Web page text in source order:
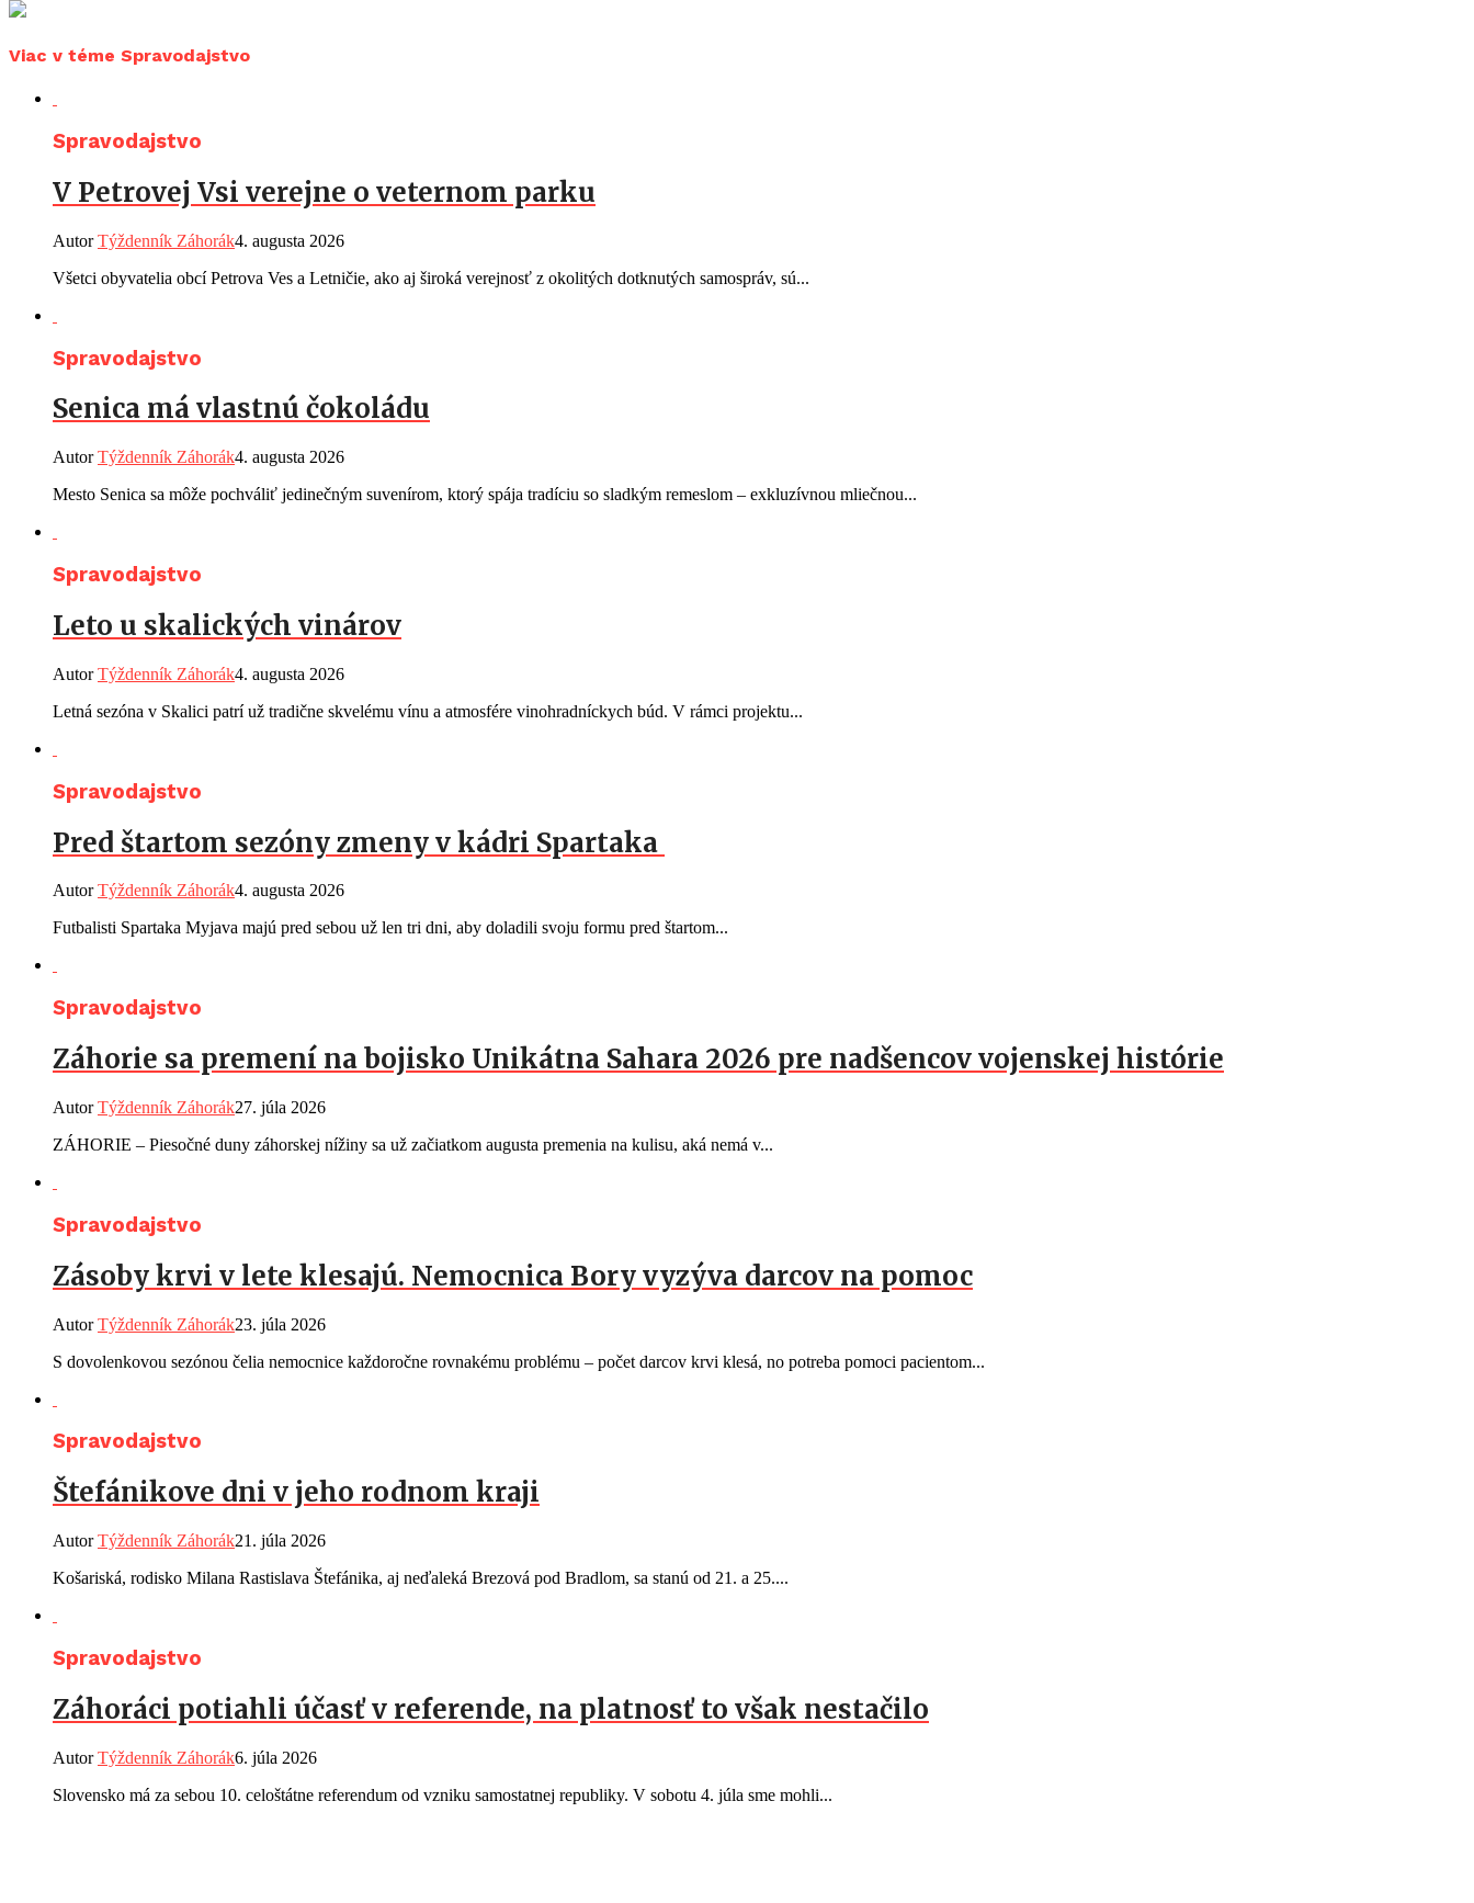
Viac v téme Spravodajstvo
Spravodajstvo
V Petrovej Vsi verejne o veternom parku
AutorTýždenník Záhorák4. augusta 2026
Všetci obyvatelia obcí Petrova Ves a Letničie, ako aj široká verejnosť z okolitých dotknutých samospráv, sú...
Spravodajstvo
Senica má vlastnú čokoládu
AutorTýždenník Záhorák4. augusta 2026
Mesto Senica sa môže pochváliť jedinečným suvenírom, ktorý spája tradíciu so sladkým remeslom – exkluzívnou mliečnou...
Spravodajstvo
Leto u skalických vinárov
AutorTýždenník Záhorák4. augusta 2026
Letná sezóna v Skalici patrí už tradične skvelému vínu a atmosfére vinohradníckych búd. V rámci projektu...
Spravodajstvo
Pred štartom sezóny zmeny v kádri Spartaka
AutorTýždenník Záhorák4. augusta 2026
Futbalisti Spartaka Myjava majú pred sebou už len tri dni, aby doladili svoju formu pred štartom...
Spravodajstvo
Záhorie sa premení na bojisko Unikátna Sahara 2026 pre nadšencov vojenskej histórie
AutorTýždenník Záhorák27. júla 2026
ZÁHORIE – Piesočné duny záhorskej nížiny sa už začiatkom augusta premenia na kulisu, aká nemá v...
Spravodajstvo
Zásoby krvi v lete klesajú. Nemocnica Bory vyzýva darcov na pomoc
AutorTýždenník Záhorák23. júla 2026
S dovolenkovou sezónou čelia nemocnice každoročne rovnakému problému – počet darcov krvi klesá, no potreba pomoci pacientom...
Spravodajstvo
Štefánikove dni v jeho rodnom kraji
AutorTýždenník Záhorák21. júla 2026
Košariská, rodisko Milana Rastislava Štefánika, aj neďaleká Brezová pod Bradlom, sa stanú od 21. a 25....
Spravodajstvo
Záhoráci potiahli účasť v referende, na platnosť to však nestačilo
AutorTýždenník Záhorák6. júla 2026
Slovensko má za sebou 10. celoštátne referendum od vzniku samostatnej republiky. V sobotu 4. júla sme mohli...